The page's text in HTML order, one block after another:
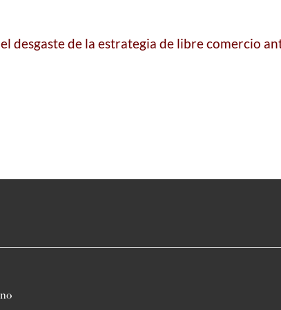
desgaste de la estrategia de libre comercio